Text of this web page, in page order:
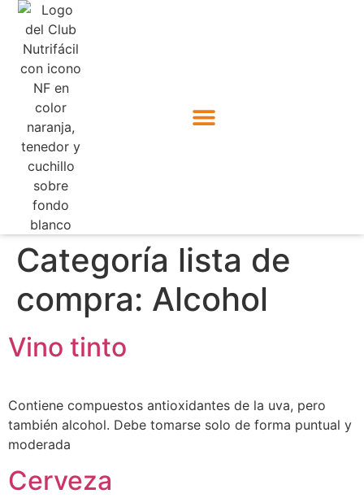
Categoría lista de
compra: Alcohol
Vino tinto
Contiene compuestos antioxidantes de la uva, pero
también alcohol. Debe tomarse solo de forma puntual y
moderada
Cerveza